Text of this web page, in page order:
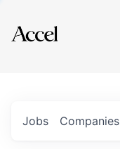
Explore
Jobs Companies